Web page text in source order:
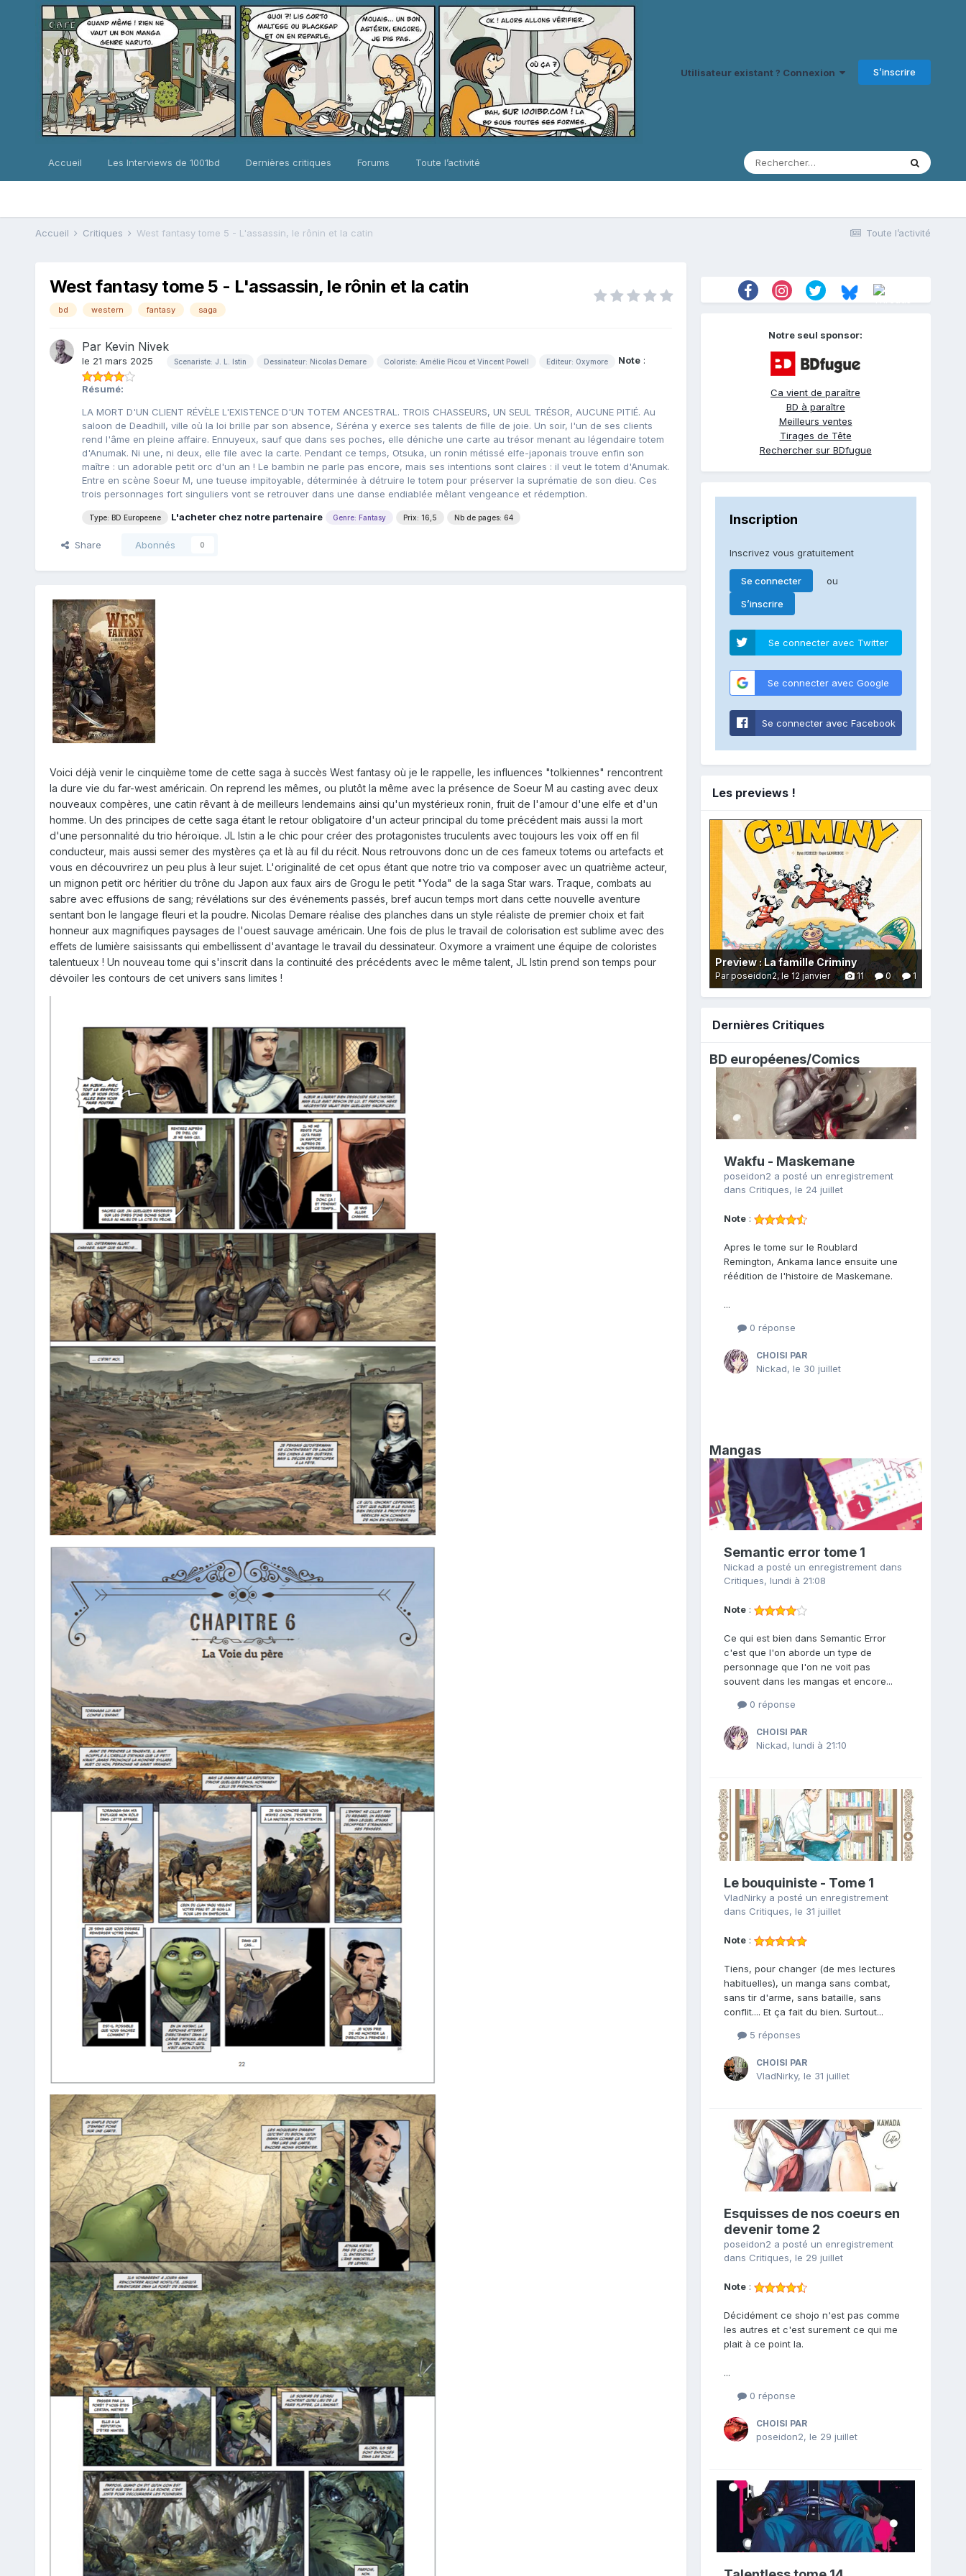
Utilisateur existant ? Connexion S’inscrire
Accueil Les Interviews de 1001bd Dernières critiques Forums Toute l’activité
Toute l’activité
Accueil Critiques West fantasy tome 5 - L'assassin, le rônin et la catin
West fantasy tome 5 - L'assassin, le rônin et la catin
bd western fantasy saga
Par Kevin Nivek
le 21 mars 2025 Scenariste: J. L. Istin Dessinateur: Nicolas Demare Coloriste: Amélie Picou et Vincent Powell Editeur: Oxymore Note:
Résumé:
LA MORT D'UN CLIENT RÉVÈLE L'EXISTENCE D'UN TOTEM ANCESTRAL. TROIS CHASSEURS, UN SEUL TRÉSOR, AUCUNE PITIÉ. Au
saloon de Deadhill, ville où la loi brille par son absence, Séréna y exerce ses talents de fille de joie. Un soir, l'un de ses clients
rend l'âme en pleine affaire. Ennuyeux, sauf que dans ses poches, elle déniche une carte au trésor menant au légendaire totem
d'Anumak. Ni une, ni deux, elle file avec la carte. Pendant ce temps, Otsuka, un ronin métissé elfe-japonais trouve enfin son
maître : un adorable petit orc d'un an ! Le bambin ne parle pas encore, mais ses intentions sont claires : il veut le totem d'Anumak.
Entre en scène Soeur M, une tueuse impitoyable, déterminée à détruire le totem pour préserver la suprématie de son dieu. Ces
trois personnages fort singuliers vont se retrouver dans une danse endiablée mêlant vengeance et rédemption.
Type: BD Europeene L'acheter chez notre partenaire Genre: Fantasy Prix: 16,5 Nb de pages: 64
Share Abonnés 0
Voici déjà venir le cinquième tome de cette saga à succès West fantasy où je le rappelle, les influences "tolkiennes" rencontrent
la dure vie du far-west américain. On reprend les mêmes, ou plutôt la même avec la présence de Soeur M au casting avec deux
nouveaux compères, une catin rêvant à de meilleurs lendemains ainsi qu'un mystérieux ronin, fruit de l'amour d'une elfe et d'un
homme. Un des principes de cette saga étant le retour obligatoire d'un acteur principal du tome précédent mais aussi la mort
d'une personnalité du trio héroïque. JL Istin a le chic pour créer des protagonistes truculents avec toujours les voix off en fil
conducteur, mais aussi semer des mystères ça et là au fil du récit. Nous retrouvons donc un de ces fameux totems ou artefacts et
vous en découvrirez un peu plus à leur sujet. L'originalité de cet opus étant que notre trio va composer avec un quatrième acteur,
un mignon petit orc héritier du trône du Japon aux faux airs de Grogu le petit "Yoda" de la saga Star wars. Traque, combats au
sabre avec effusions de sang; révélations sur des événements passés, bref aucun temps mort dans cette nouvelle aventure
sentant bon le langage fleuri et la poudre. Nicolas Demare réalise des planches dans un style réaliste de premier choix et fait
honneur aux magnifiques paysages de l'ouest sauvage américain. Une fois de plus le travail de colorisation est sublime avec des
effets de lumière saisissants qui embellissent d'avantage le travail du dessinateur. Oxymore a vraiment une équipe de coloristes
talentueux ! Un nouveau tome qui s'inscrit dans la continuité des précédents avec le même talent, JL Istin prend son temps pour
dévoiler les contours de cet univers sans limites !
Notre seul sponsor:
Ca vient de paraître
BD à paraître
Meilleurs ventes
Tirages de Tête
Rechercher sur BDfugue
Inscription
Inscrivez vous gratuitement
Se connecter ou
S’inscrire
Se connecter avec Twitter
Se connecter avec Google
Se connecter avec Facebook
Les previews !
Preview : La famille Criminy
Par poseidon2,le 12 janvier 1
0
11
Dernières Critiques
BD européenes/Comics
Wakfu - Maskemane
poseidon2 a posté un enregistrement
dans Critiques, le 24 juillet
Note:
Apres le tome sur le Roublard
Remington, Ankama lance ensuite une
réédition de l'histoire de Maskemane.
...
0 réponse
CHOISI PAR
Nickad, le 30 juillet
Mangas
Semantic error tome 1
Nickad a posté un enregistrement dans
Critiques, lundi à 21:08
Note:
Ce qui est bien dans Semantic Error
c'est que l'on aborde un type de
personnage que l'on ne voit pas
souvent dans les mangas et encore...
0 réponse
CHOISI PAR
Nickad, lundi à 21:10
Le bouquiniste - Tome 1
VladNirkya posté un enregistrement
dans Critiques, le 31 juillet
Note:
Tiens, pour changer (de mes lectures
habituelles), un manga sans combat,
sans tir d'arme, sans bataille, sans
conflit.... Et ça fait du bien. Surtout...
5 réponses
CHOISI PAR
VladNirky, le 31 juillet
Esquisses de nos coeurs en
devenir tome 2
poseidon2 a posté un enregistrement
dans Critiques, le 29 juillet
Note:
Décidément ce shojo n'est pas comme
les autres et c'est surement ce qui me
plait à ce point la.
...
0 réponse
CHOISI PAR
poseidon2, le 29 juillet